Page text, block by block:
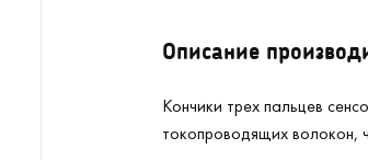
Описание
Кончики трех пальцев
токопроводящих волокон,